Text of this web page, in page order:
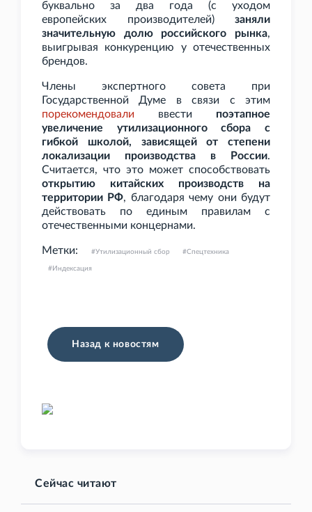
буквально за два года (с уходом
европейских производителей) заняли
значительную долю российского рынка,
выигрывая конкуренцию у отечественных
брендов.
Члены экспертного совета при
Государственной Думе в связи с этим
порекомендовали ввести поэтапное
увеличение утилизационного сбора с
гибкой школой, зависящей от степени
локализации производства в России.
Считается, что это может способствовать
открытию китайских производств на
территории РФ, благодаря чему они будут
действовать по единым правилам с
отечественными концернами.
Метки: Утилизационный сбор Спецтехника
Индексация
Назад к новостям
Сейчас читают